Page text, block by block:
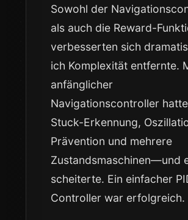
Sowohl der
als auch die Reward-
verbesserten sich
ich Komplexität entfernte.
anfänglicher
Navigationscontroller hatte
Stuck-Erkennung,
Prävention und mehrere
Zustandsmaschinen—und
scheiterte. Ein einfacher
Controller war erfolgreich.